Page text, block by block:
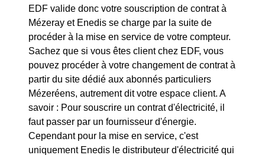
EDF valide donc votre souscription de contrat à
Mézeray et Enedis se charge par la suite de
procéder à la mise en service de votre compteur.
Sachez que si vous êtes client chez EDF, vous
pouvez procéder à votre changement de contrat à
partir du site dédié aux abonnés particuliers
Mézeréens, autrement dit votre espace client. A
savoir : Pour souscrire un contrat d'électricité, il
faut passer par un fournisseur d'énergie.
Cependant pour la mise en service, c'est
uniquement Enedis le distributeur d'électricité qui